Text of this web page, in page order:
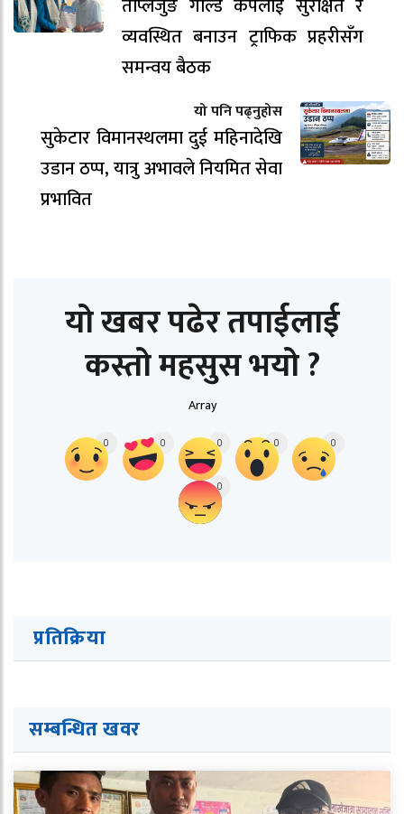
ताप्लेजुङ गोल्ड कपलाई सुरक्षित र
व्यवस्थित बनाउन ट्राफिक प्रहरीसँग
समन्वय बैठक
यो पनि पढ्नुहोस
सुकेटार विमानस्थलमा दुई महिनादेखि
उडान ठप्प, यात्रु अभावले नियमित सेवा
प्रभावित
यो खबर पढेर तपाईलाई
कस्तो महसुस भयो ?
Array
0 0 0 0 0
0
प्रतिक्रिया
सम्बन्धित खवर